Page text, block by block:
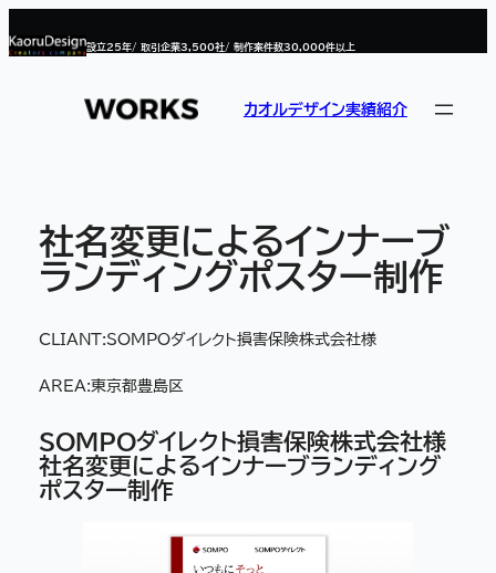
容
を
設立25年/ 取引企業3,500社/ 制作案件数30,000件以上
カオルデザイン実績紹介
社名変更によるインナーブ
ランディングポスター制作
CLIANT:SOMPOダイレクト損害保険株式会社様
AREA:東京都豊島区
SOMPOダイレクト損害保険株式会社様
社名変更によるインナーブランディング
ポスター制作